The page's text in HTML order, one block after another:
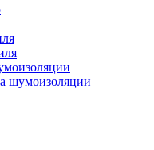
шумоизоляции